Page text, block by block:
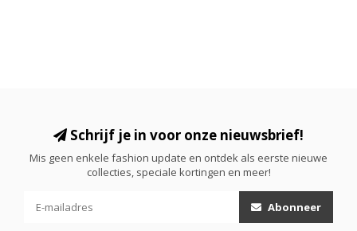
Schrijf je in voor onze nieuwsbrief!
Mis geen enkele fashion update en ontdek als eerste nieuwe
collecties, speciale kortingen en meer!
Abonneer